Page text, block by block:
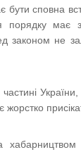
бути сповна
має
законом не